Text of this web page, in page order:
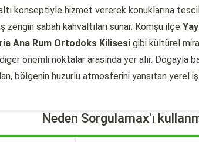
konseptiyle hizmet vererek konuklarına
sabah kahvaltıları sunar. Komşu ilçe
Ana Rum Ortodoks Kilisesi gibi kültürel
önemli noktalar arasında yer alır. Doğayla
bölgenin huzurlu atmosferini yansıtan yerel
Neden Sorgulamax'ı